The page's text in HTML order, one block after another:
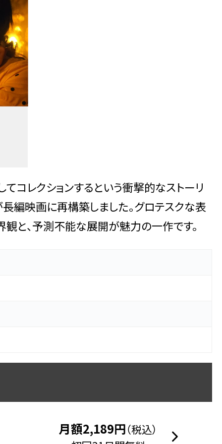
コレクションするという衝撃的なストーリ
編映画に再構築しました。グロテスクな表
と、予測不能な展開が魅力の一作です。
月額2,189円（税込）